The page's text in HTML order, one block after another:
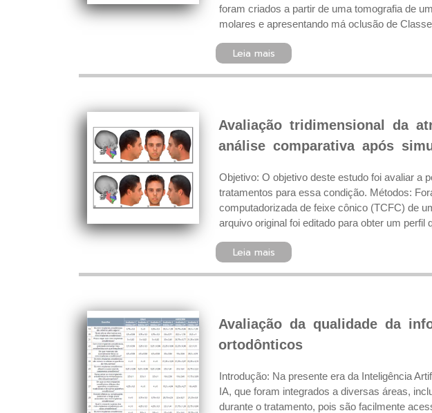
foram criados a partir de uma tomografia de
molares e apresentando má oclusão de
Leia mais
Avaliação tridimensional da
análise comparativa após
Objetivo: O objetivo deste estudo foi avaliar a
tratamentos para essa condição. Métodos:
computadorizada de feixe cônico (TCFC) de
arquivo original foi editado para obter um
Leia mais
Avaliação da qualidade da
ortodônticos
Introdução: Na presente era da Inteligência
IA, que foram integrados a diversas áreas,
durante o tratamento, pois são facilmente